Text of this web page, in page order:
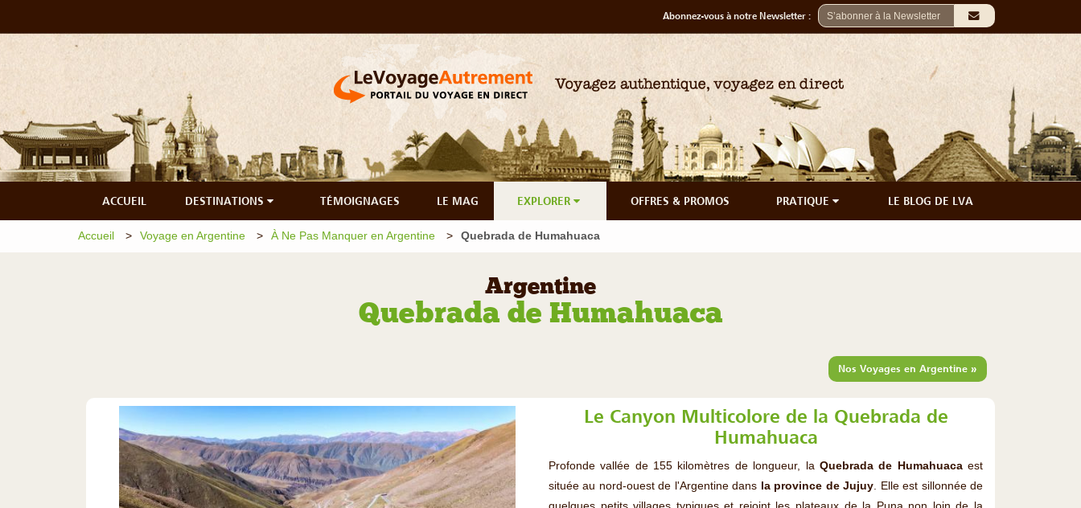
Abonnez-vous à notre Newsletter :
ACCUEIL DESTINATIONS TÉMOIGNAGES LE MAG EXPLORER OFFRES & PROMOS PRATIQUE LE BLOG DE LVA
Accueil Voyage en Argentine À Ne Pas Manquer en Argentine Quebrada de Humahuaca
Argentine
Quebrada de Humahuaca
Nos Voyages en Argentine »
Le Canyon Multicolore de la Quebrada de
Humahuaca
Profonde vallée de 155 kilomètres de longueur, la Quebrada de Humahuacaest
située au nord-ouest de l'Argentine dans la province de Jujuy. Elle est sillonnée de